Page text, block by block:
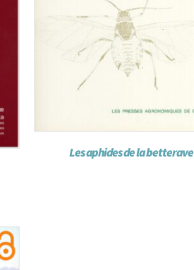
Les aphides de la betterave